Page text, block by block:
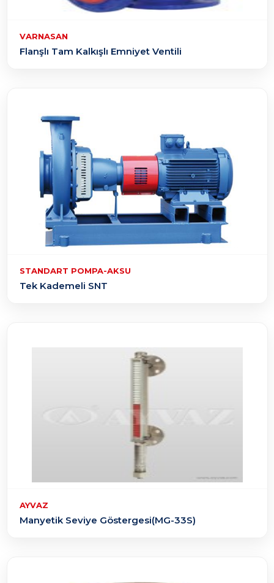
VARNASAN
Flanşlı Tam Kalkışlı Emniyet Ventili
STANDART POMPA-AKSU
Tek Kademeli SNT
AYVAZ
Manyetik Seviye Göstergesi(MG-33S)